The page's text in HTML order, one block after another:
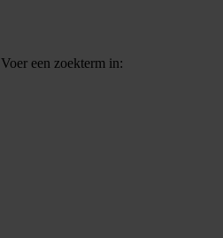
Voer een zoekterm in: